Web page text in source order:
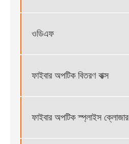
ওডিএফ
ফাইবার অপটিক বিতরণ বাক্স
ফাইবার অপটিক স্প্লাইস ক্লোজার